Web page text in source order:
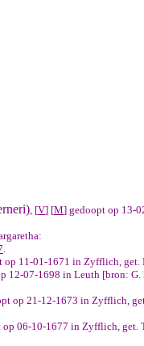
, [V] [M] gedoopt op 13-
.
op 11-01-1671 in Zyfflich, get.
12-07-1698 in Leuth [bron: G.
op 21-12-1673 in Zyfflich,
op 06-10-1677 in Zyfflich, get.